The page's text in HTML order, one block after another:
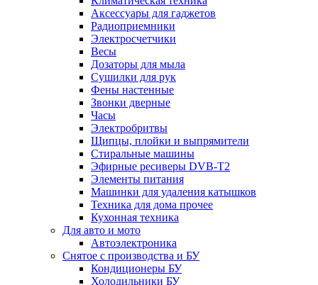
Аксессуары для гаджетов
Радиоприемники
Электросчетчики
Весы
Дозаторы для мыла
Сушилки для рук
Фены настенные
Звонки дверные
Часы
Электробритвы
Щипцы, плойки и выпрямители
Стиральные машины
Эфирные ресиверы DVB-T2
Элементы питания
Машинки для удаления катышков
Техника для дома прочее
Кухонная техника
Для авто и мото
Автоэлектроника
Снятое с производства и БУ
Кондиционеры БУ
Холодильники БУ